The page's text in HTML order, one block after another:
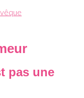
pas une